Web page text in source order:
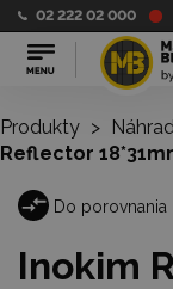
02 222 02 000
Produkty >
Reflector
Do porovnania
Inokim